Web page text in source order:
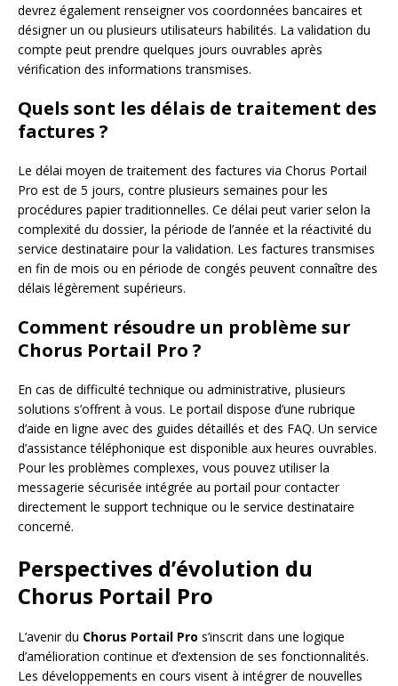
devrez également renseigner vos coordonnées bancaires et
désigner un ou plusieurs utilisateurs habilités. La validation du
compte peut prendre quelques jours ouvrables après
vérification des informations transmises.
Quels sont les délais de traitement des
factures ?
Le délai moyen de traitement des factures via Chorus Portail
Pro est de 5 jours, contre plusieurs semaines pour les
procédures papier traditionnelles. Ce délai peut varier selon la
complexité du dossier, la période de l’année et la réactivité du
service destinataire pour la validation. Les factures transmises
en fin de mois ou en période de congés peuvent connaître des
délais légèrement supérieurs.
Comment résoudre un problème sur
Chorus Portail Pro ?
En cas de difficulté technique ou administrative, plusieurs
solutions s’offrent à vous. Le portail dispose d’une rubrique
d’aide en ligne avec des guides détaillés et des FAQ. Un service
d’assistance téléphonique est disponible aux heures ouvrables.
Pour les problèmes complexes, vous pouvez utiliser la
messagerie sécurisée intégrée au portail pour contacter
directement le support technique ou le service destinataire
concerné.
Perspectives d’évolution du
Chorus Portail Pro
L’avenir du Chorus Portail Pro s’inscrit dans une logique
d’amélioration continue et d’extension de ses fonctionnalités.
Les développements en cours visent à intégrer de nouvelles